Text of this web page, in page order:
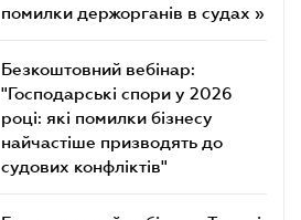
помилки держорганів в судах »
Безкоштовний вебінар:
"Господарські спори у 2026
році: які помилки бізнесу
найчастіше призводять до
судових конфліктів"